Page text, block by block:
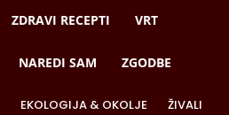
ZDRAVI RECEPTI VRT
NAREDI SAM ZGODBE
EKOLOGIJA & OKOLJE ŽIVALI